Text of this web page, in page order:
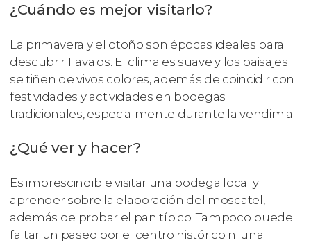
¿Cuándo es mejor visitarlo?
La primavera y el otoño son épocas ideales para
descubrir Favaios. El clima es suave y los paisajes
se tiñen de vivos colores, además de coincidir con
festividades y actividades en bodegas
tradicionales, especialmente durante la vendimia.
¿Qué ver y hacer?
Es imprescindible visitar una bodega local y
aprender sobre la elaboración del moscatel,
además de probar el pan típico. Tampoco puede
faltar un paseo por el centro histórico ni una